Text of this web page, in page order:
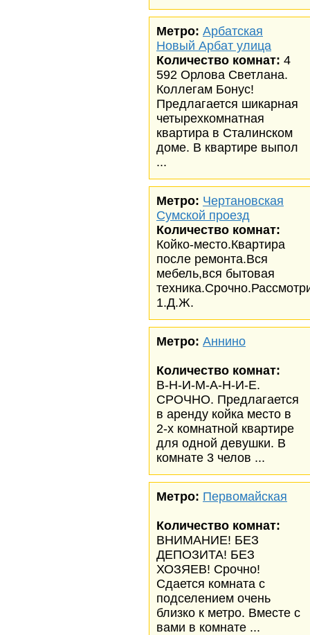
Метро: Арбатская
Новый Арбат улица
Количество комнат: 4
592 Орлова Светлана.
Коллегам Бонус!
Предлагается шикарная
четырехкомнатная
квартира в Сталинском
доме. В квартире выпол
...
Метро: Чертановская
Сумской проезд
Количество комнат:
Койко-место.Квартира
после ремонта.Вся
мебель,вся бытовая
1.Д.Ж.
Метро: Аннино
Количество комнат:
В-Н-И-М-А-Н-И-Е.
СРОЧНО. Предлагается
в аренду койка место в
2-х комнатной квартире
для одной девушки. В
комнате 3 челов ...
Метро: Первомайская
Количество комнат:
ВНИМАНИЕ! БЕЗ
ДЕПОЗИТА! БЕЗ
ХОЗЯЕВ! Срочно!
Сдается комната с
подселением очень
близко к метро. Вместе с
вами в комнате ...